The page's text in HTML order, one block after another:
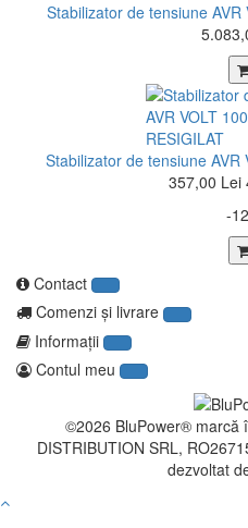
Stabilizator de tensiune
Stabilizator de tensiune AVR
357,00 Lei
-
Contact
Comenzi şi livrare
Informaţii
Contul meu
©2026 BluPower® marcă
DISTRIBUTION SRL,
dezvoltat